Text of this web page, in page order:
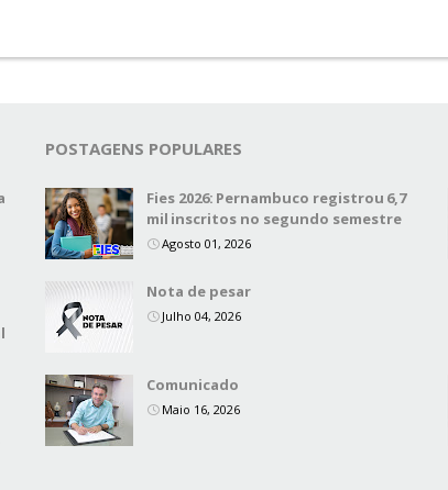
POSTAGENS POPULARES
Fies 2026: Pernambuco registrou 6,7
mil inscritos no segundo semestre
Agosto 01, 2026
Nota de pesar
Julho 04, 2026
Comunicado
Maio 16, 2026